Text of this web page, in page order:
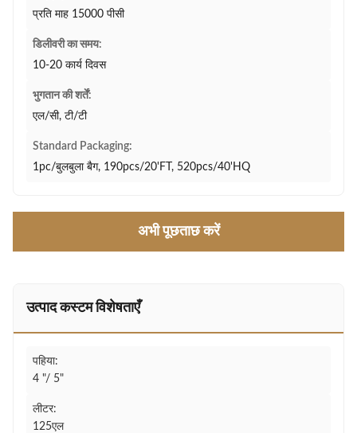
प्रति माह 15000 पीसी
डिलीवरी का समय:
10-20 कार्य दिवस
भुगतान की शर्तें:
एल/सी, टी/टी
Standard Packaging:
1pc/बुलबुला बैग, 190pcs/20'FT, 520pcs/40'HQ
अभी पूछताछ करें
उत्पाद कस्टम विशेषताएँ
पहिया:
4 "/ 5"
लीटर:
125एल